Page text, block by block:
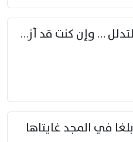
أفاطم مهلا بعض هذا التدلل … وإن كنت قد أزمعت صرمي فأجملي
في المجد غايتاها